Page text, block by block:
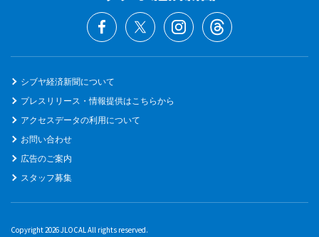
シブヤ経済新聞について
プレスリリース・情報提供はこちらから
アクセスデータの利用について
お問い合わせ
広告のご案内
スタッフ募集
Copyright 2026 JLOCAL All rights reserved.